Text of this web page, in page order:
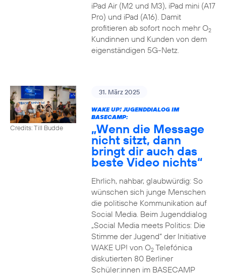
iPad Air (M2 und M3), iPad mini (A17
Pro) und iPad (A16). Damit
profitieren ab sofort noch mehr O2
Kundinnen und Kunden von dem
eigenständigen 5G-Netz.
Credits: Till Budde
31. März 2025
WAKE UP! JUGENDDIALOG IM
BASECAMP:
„Wenn die Message
nicht sitzt, dann
bringt dir auch das
beste Video nichts“
Ehrlich, nahbar, glaubwürdig: So
wünschen sich junge Menschen
die politische Kommunikation auf
Social Media. Beim Jugenddialog
„Social Media meets Politics: Die
Stimme der Jugend“ der Initiative
WAKE UP! von O2Telefónica
diskutierten 80 Berliner
Schüler:innen im BASECAMP